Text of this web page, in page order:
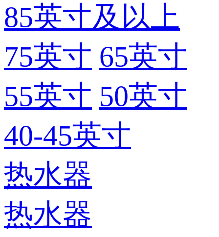
85英寸及以上
75英寸 65英寸
55英寸 50英寸
40-45英寸
热水器
热水器